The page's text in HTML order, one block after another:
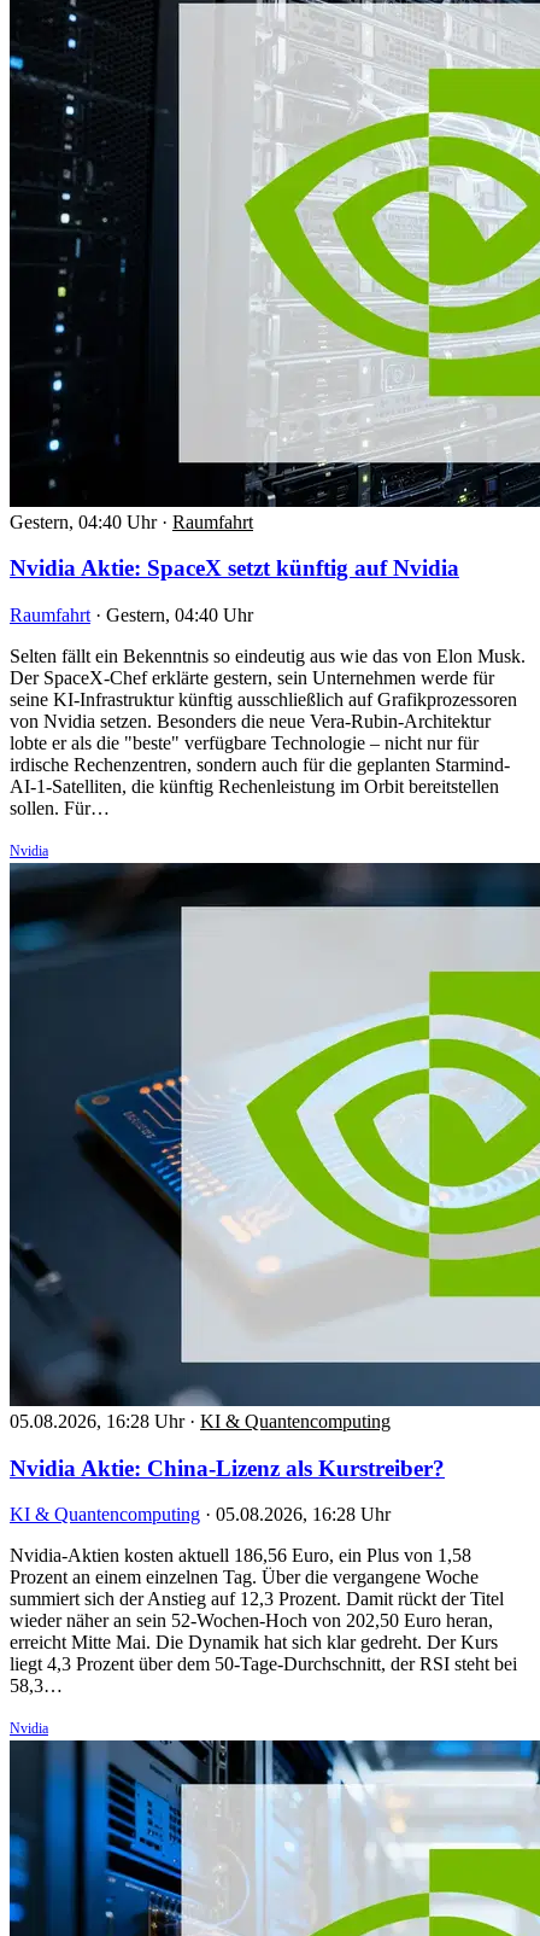
Gestern, 04:40 Uhr · Raumfahrt
Nvidia Aktie: SpaceX setzt künftig auf Nvidia
Raumfahrt · Gestern, 04:40 Uhr
Selten fällt ein Bekenntnis so eindeutig aus wie das von Elon Musk.
Der SpaceX-Chef erklärte gestern, sein Unternehmen werde für
seine KI-Infrastruktur künftig ausschließlich auf Grafikprozessoren
von Nvidia setzen. Besonders die neue Vera-Rubin-Architektur
lobte er als die "beste" verfügbare Technologie – nicht nur für
irdische Rechenzentren, sondern auch für die geplanten Starmind-
AI-1-Satelliten, die künftig Rechenleistung im Orbit bereitstellen
sollen. Für…
Nvidia
05.08.2026, 16:28 Uhr · KI & Quantencomputing
Nvidia Aktie: China-Lizenz als Kurstreiber?
KI & Quantencomputing · 05.08.2026, 16:28 Uhr
Nvidia-Aktien kosten aktuell 186,56 Euro, ein Plus von 1,58
Prozent an einem einzelnen Tag. Über die vergangene Woche
summiert sich der Anstieg auf 12,3 Prozent. Damit rückt der Titel
wieder näher an sein 52-Wochen-Hoch von 202,50 Euro heran,
erreicht Mitte Mai. Die Dynamik hat sich klar gedreht. Der Kurs
liegt 4,3 Prozent über dem 50-Tage-Durchschnitt, der RSI steht bei
58,3…
Nvidia